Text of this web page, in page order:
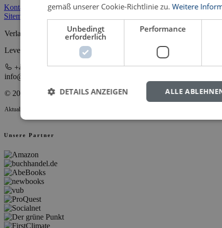
Kontakt Impressum Datenschutz AGB Downloads Hochschulen
Sitemap
Verlag Dr. Kovač GmbH
Leverkusenstraße 13 • 22761 Hamburg
+49 40 398880 0
info@verlagdrkovac.de
© 2000-2026 Verlag Dr. Kovač
Aktualisiert 07.08.2026 06:43
Unsere Partner
gemäß unserer Cookie-Richtlinie zu. Weitere
Unbedingt
erforderlich
Performance
ALLE
DETAILS ANZEIGEN